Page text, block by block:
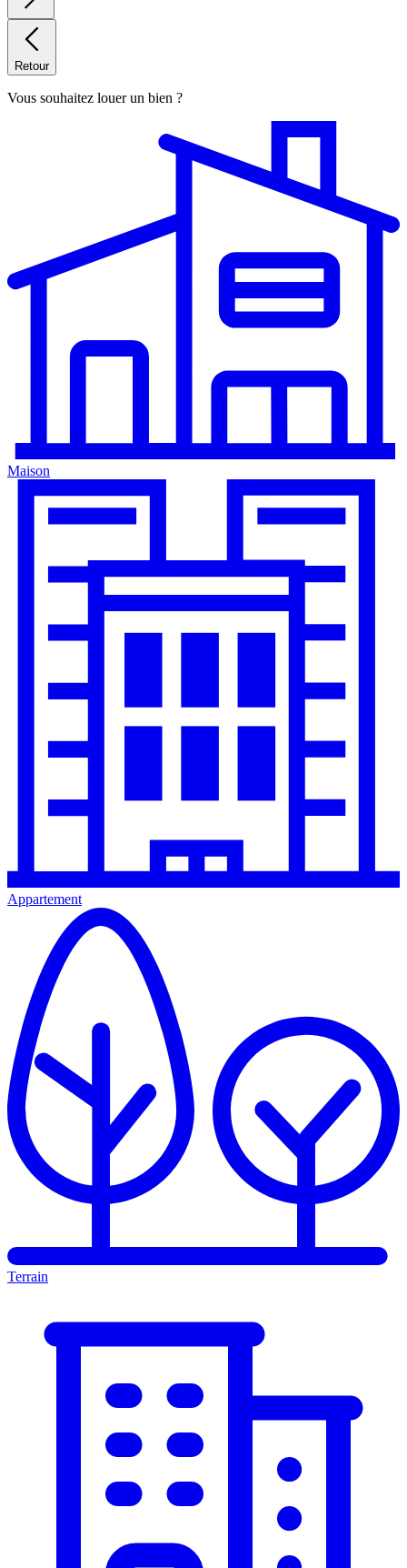
Retour
Vous souhaitez louer un bien ?
Maison
Appartement
Terrain